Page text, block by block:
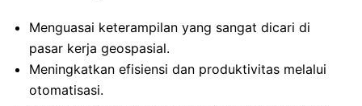
Menguasai keterampilan yang sangat dicari di
pasar kerja geospasial.
Meningkatkan efisiensi dan produktivitas melalui
otomatisasi.